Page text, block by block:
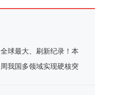
全球最大、刷新纪录！本
周我国多领域实现硬核突